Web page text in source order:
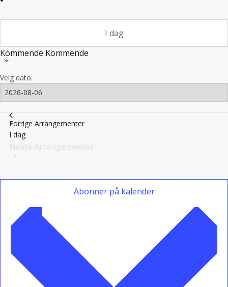
I dag
Kommende Kommende
Velg dato.
Forrige Arrangementer
I dag
Neste Arrangementer
Abonner på kalender